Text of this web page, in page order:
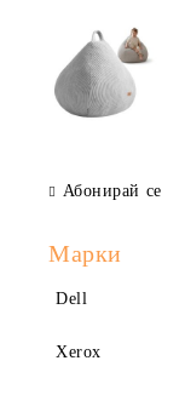
Абонирай се
Марки
Dell
Xerox